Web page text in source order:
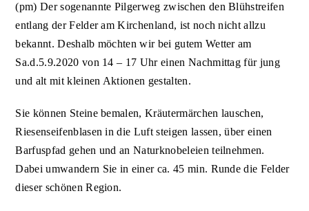
(pm) Der sogenannte Pilgerweg zwischen den Blühstreifen
entlang der Felder am Kirchenland, ist noch nicht allzu
bekannt. Deshalb möchten wir bei gutem Wetter am
Sa.d.5.9.2020 von 14 – 17 Uhr einen Nachmittag für jung
und alt mit kleinen Aktionen gestalten.
Sie können Steine bemalen, Kräutermärchen lauschen,
Riesenseifenblasen in die Luft steigen lassen, über einen
Barfuspfad gehen und an Naturknobeleien teilnehmen.
Dabei umwandern Sie in einer ca. 45 min. Runde die Felder
dieser schönen Region.